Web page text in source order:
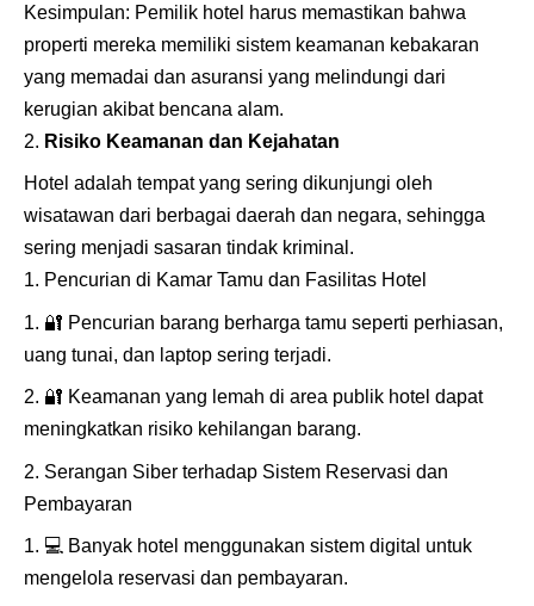
Kesimpulan: Pemilik hotel harus memastikan bahwa
properti mereka memiliki sistem keamanan kebakaran
yang memadai dan asuransi yang melindungi dari
kerugian akibat bencana alam.
Risiko Keamanan dan Kejahatan
Hotel adalah tempat yang sering dikunjungi oleh
wisatawan dari berbagai daerah dan negara, sehingga
sering menjadi sasaran tindak kriminal.
Pencurian di Kamar Tamu dan Fasilitas Hotel
🔐 Pencurian barang berharga tamu seperti perhiasan,
uang tunai, dan laptop sering terjadi.
🔐 Keamanan yang lemah di area publik hotel dapat
meningkatkan risiko kehilangan barang.
Serangan Siber terhadap Sistem Reservasi dan
Pembayaran
💻 Banyak hotel menggunakan sistem digital untuk
mengelola reservasi dan pembayaran.